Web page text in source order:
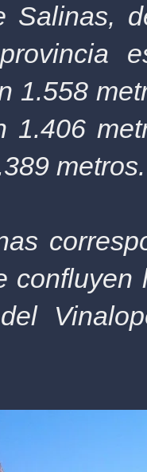
Salinas,
1.558
1.406
metros.